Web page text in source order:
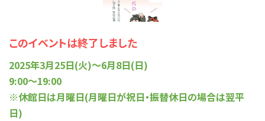
このイベントは終了しました
2025年3月25日(火)～6月8日(日)
9:00～19:00
※休館日は月曜日(月曜日が祝日・振替休日の場合は翌平
日)